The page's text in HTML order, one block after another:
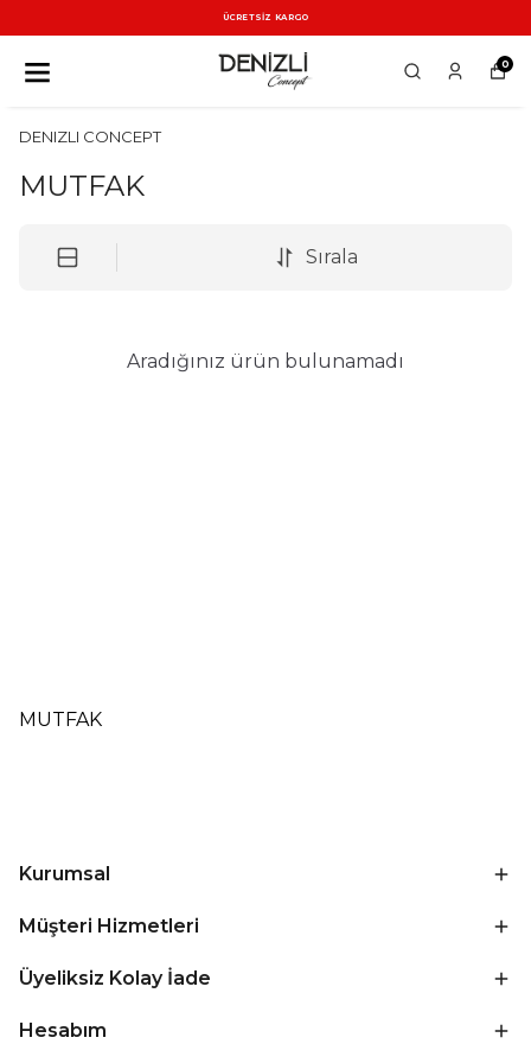
ÜCRETSİZ KARGO
0
DENIZLI CONCEPT
MUTFAK
Sırala
Aradığınız ürün bulunamadı
MUTFAK
Kurumsal
Müşteri Hizmetleri
Üyeliksiz Kolay İade
Hesabım